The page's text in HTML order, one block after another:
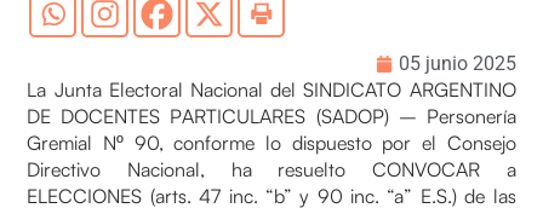
05 junio 2025
La Junta Electoral Nacional del SINDICATO ARGENTINO
DE DOCENTES PARTICULARES (SADOP) – Personería
Gremial Nº 90, conforme lo dispuesto por el Consejo
Directivo Nacional, ha resuelto CONVOCAR a
ELECCIONES (arts. 47 inc. “b” y 90 inc. “a” E.S.) de las